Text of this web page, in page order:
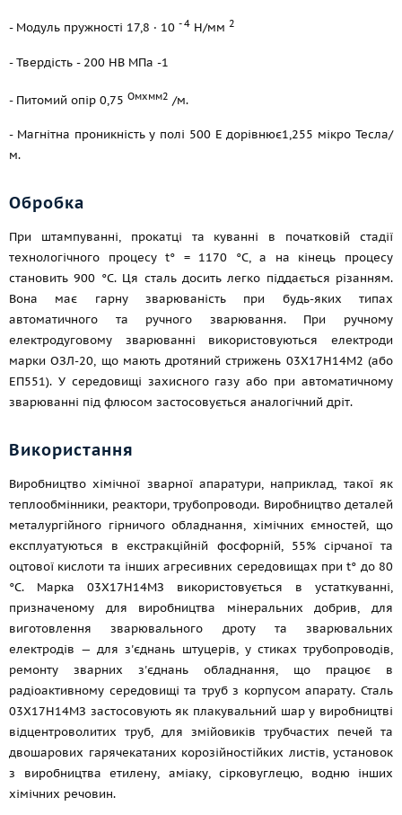
- Модуль пружності 17,8 · 10 - 4 Н/мм 2
- Твердість - 200 НВ МПа -1
- Питомий опір 0,75 Омхмм2 /м.
- Магнітна проникність у полі 500 Е дорівнює1,255 мікро Тесла/
м.
Обробка
При штампуванні, прокатці та куванні в початковій стадії
технологічного процесу t° = 1170 °C, а на кінець процесу
становить 900 °C. Ця сталь досить легко піддається різанням.
Вона має гарну зварюваність при будь-яких типах
автоматичного та ручного зварювання. При ручному
електродуговому зварюванні використовуються електроди
марки ОЗЛ-20, що мають дротяний стрижень 03Х17Н14М2 (або
ЕП551). У середовищі захисного газу або при автоматичному
зварюванні під флюсом застосовується аналогічний дріт.
Використання
Виробництво хімічної зварної апаратури, наприклад, такої як
теплообмінники, реактори, трубопроводи. Виробництво деталей
металургійного гірничого обладнання, хімічних ємностей, що
експлуатуються в екстракційній фосфорній, 55% сірчаної та
оцтової кислоти та інших агресивних середовищах при t° до 80
°C. Марка 03Х17Н14МЗ використовується в устаткуванні,
призначеному для виробництва мінеральних добрив, для
виготовлення зварювального дроту та зварювальних
електродів — для з'єднань штуцерів, у стиках трубопроводів,
ремонту зварних з'єднань обладнання, що працює в
радіоактивному середовищі та труб з корпусом апарату. Сталь
03Х17Н14МЗ застосовують як плакувальний шар у виробництві
відцентроволитих труб, для змійовиків трубчастих печей та
двошарових гарячекатаних корозійностійких листів, установок
з виробництва етилену, аміаку, сірковуглецю, водню інших
хімічних речовин.